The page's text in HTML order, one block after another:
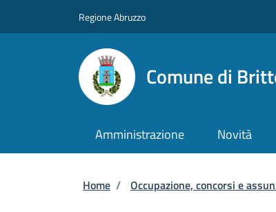
Regione Abruzzo
Comune di
Amministrazione Novità
Briciole di pane
Home / Occupazione, concorsi e